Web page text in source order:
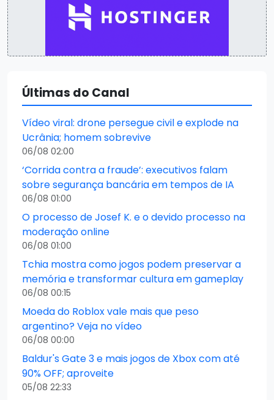
Últimas do Canal
Vídeo viral: drone persegue civil e explode na
Ucrânia; homem sobrevive
06/08 02:00
‘Corrida contra a fraude’: executivos falam
sobre segurança bancária em tempos de IA
06/08 01:00
O processo de Josef K. e o devido processo na
moderação online
06/08 01:00
Tchia mostra como jogos podem preservar a
memória e transformar cultura em gameplay
06/08 00:15
Moeda do Roblox vale mais que peso
argentino? Veja no vídeo
06/08 00:00
Baldur's Gate 3 e mais jogos de Xbox com até
90% OFF; aproveite
05/08 22:33